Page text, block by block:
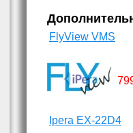
FlyView VMS
Ipera EX-22D4